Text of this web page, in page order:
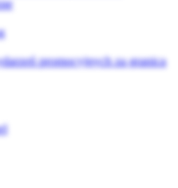
promocyjnych za granicą